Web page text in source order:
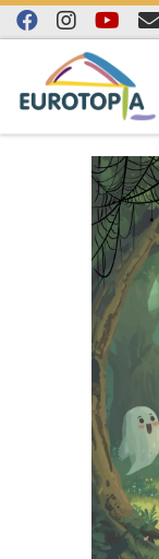
Skip to content